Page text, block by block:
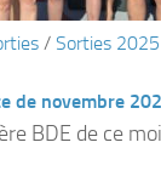
/ Sorties 2025
de novembre
BDE de ce